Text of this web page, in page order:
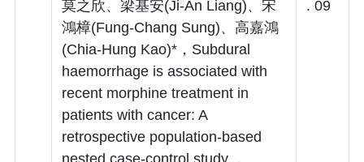
莫之欣、梁基安(Ji-An Liang)、宋
鴻樟(Fung-Chang Sung)、高嘉鴻
(Chia-Hung Kao)*，Subdural
haemorrhage is associated with
recent morphine treatment in
patients with cancer: A
retrospective population-based
nested case-control study.，
. 09